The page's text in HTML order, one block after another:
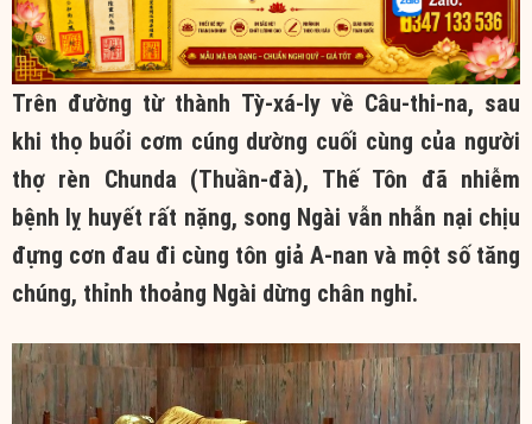
Trên đường từ thành Tỳ-xá-ly về Câu-thi-na, sau
khi thọ buổi cơm cúng dường cuối cùng của người
thợ rèn Chunda (Thuần-đà), Thế Tôn đã nhiễm
bệnh lỵ huyết rất nặng, song Ngài vẫn nhẫn nại chịu
đựng cơn đau đi cùng tôn giả A-nan và một số tăng
chúng, thỉnh thoảng Ngài dừng chân nghỉ.